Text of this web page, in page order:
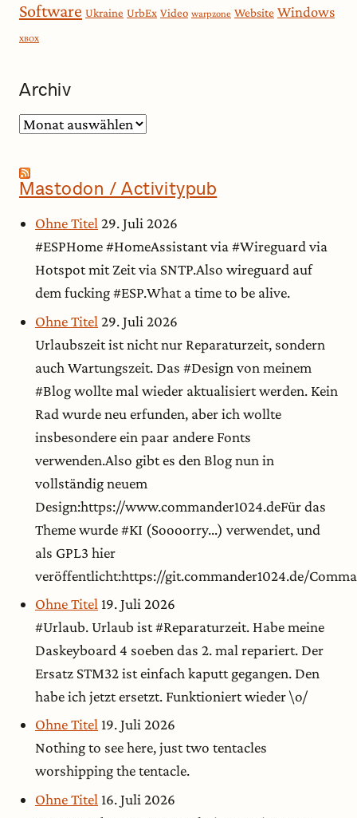
Software Ukraine UrbEx Video warpzone Website Windows
XBOX
Archiv
Archiv
Mastodon / Activitypub
Ohne Titel29. Juli 2026
#ESPHome #HomeAssistant via #Wireguard via
Hotspot mit Zeit via SNTP.Also wireguard auf
dem fucking #ESP.What a time to be alive.
Ohne Titel 29. Juli 2026
Urlaubszeit ist nicht nur Reparaturzeit, sondern
auch Wartungszeit. Das #Design von meinem
#Blog wollte mal wieder aktualisiert werden. Kein
Rad wurde neu erfunden, aber ich wollte
insbesondere ein paar andere Fonts
verwenden.Also gibt es den Blog nun in
vollständig neuem
Design:https://www.commander1024.deFür das
Theme wurde #KI (Soooorry...) verwendet, und
als GPL3 hier
veröffentlicht:https://git.commander1024.de/
Ohne Titel 19. Juli 2026
#Urlaub. Urlaub ist #Reparaturzeit. Habe meine
Daskeyboard 4 soeben das 2. mal repariert. Der
Ersatz STM32 ist einfach kaputt gegangen. Den
habe ich jetzt ersetzt. Funktioniert wieder \o/
Ohne Titel 19. Juli 2026
Nothing to see here, just two tentacles
worshipping the tentacle.
Ohne Titel 16. Juli 2026